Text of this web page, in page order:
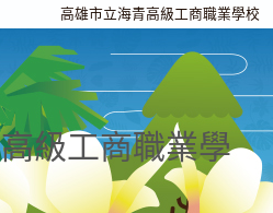
高雄市立海青高級工商職業學校
級工商職業學